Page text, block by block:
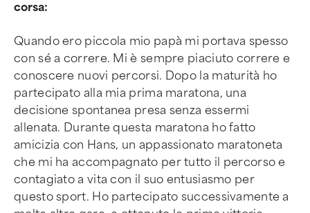
corsa:
Quando ero piccola mio papà mi portava spesso
con sé a correre. Mi è sempre piaciuto correre e
conoscere nuovi percorsi. Dopo la maturità ho
partecipato alla mia prima maratona, una
decisione spontanea presa senza essermi
allenata. Durante questa maratona ho fatto
amicizia con Hans, un appassionato maratoneta
che mi ha accompagnato per tutto il percorso e
contagiato a vita con il suo entusiasmo per
questo sport. Ho partecipato successivamente a